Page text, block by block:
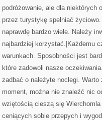
podróżowanie, ale dla niektórych
przez turystykę spełniać
naprawdę bardzo wiele. Należy
najbardziej korzystać.|Każdemu
warunkach. Sposobności jest
które zadowoli nasze
zadbać o należyte noclegi.
moment, można nie znaleźć nic
wziętością cieszą się
ceniących sobie przepych i